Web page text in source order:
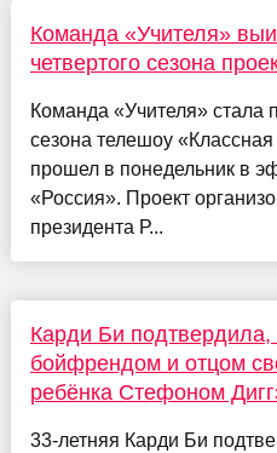
Команда «Учителя»
четвертого сезона
Команда «Учителя» стала
сезона телешоу
прошел в понедельник в
«Россия». Проект
президента Р...
Карди Би подтвердила,
бойфрендом и отцом
ребёнка Стефоном
33-летняя Карди Би